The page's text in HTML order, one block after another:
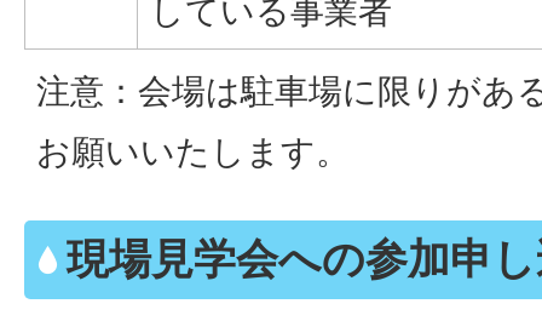
している事業者
注意：会場は駐車場に限りがあ
お願いいたします。
現場見学会への参加申